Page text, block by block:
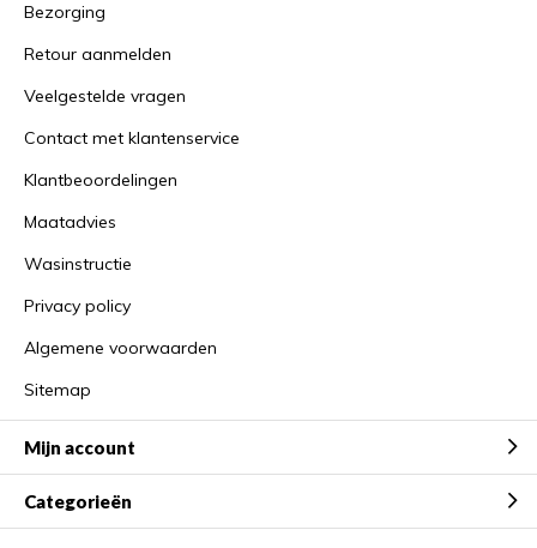
Bezorging
Retour aanmelden
Veelgestelde vragen
Contact met klantenservice
Klantbeoordelingen
Maatadvies
Wasinstructie
Privacy policy
Algemene voorwaarden
Sitemap
Mijn account
Categorieën